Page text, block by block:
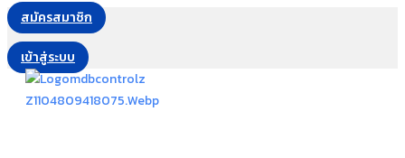
สมัครสมาชิก
เข้าสู่ระบบ